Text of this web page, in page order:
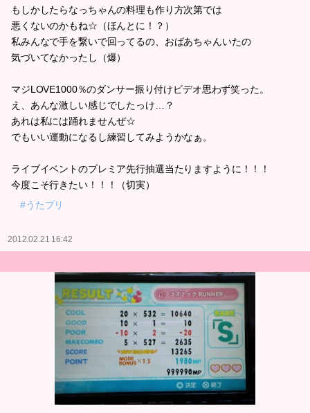
もしかしたらなっちゃんの料理も作り方次第では
悪くないのかもね☆（ほんとに！？）
私みんなで手を繋いで回ってるの、おばあちゃんいたの
気づいてなかったし（爆）
マジLOVE1000％のダンサー振り付けビデオ思わず笑った。
え、あんな激しい感じでしたっけ…？
あれは私には踊れませんぜ☆
でもいい運動になるし練習してみようかなぁ。
ライブイベントのプレミア先行抽選当たりますように！！！
今度こそ行きたい！！！（切実）
#うたプリ
2012.02.21 16:42